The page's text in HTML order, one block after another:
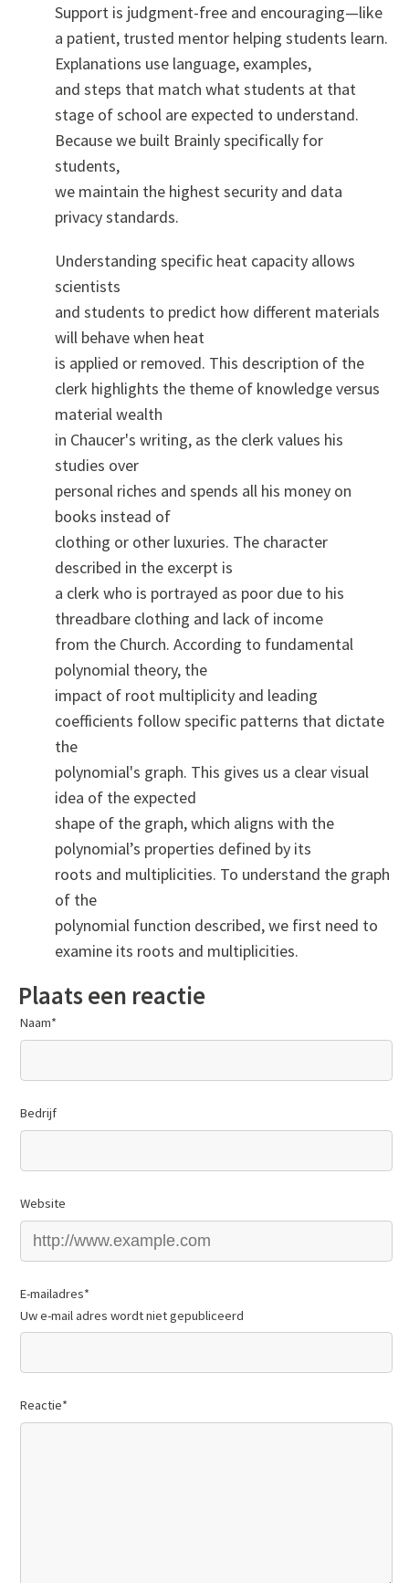
Support is judgment-free and encouraging—like
a patient, trusted mentor helping students learn.
Explanations use language, examples,
and steps that match what students at that
stage of school are expected to understand.
Because we built Brainly specifically for
students,
we maintain the highest security and data
privacy standards.
Understanding specific heat capacity allows
scientists
and students to predict how different materials
will behave when heat
is applied or removed. This description of the
clerk highlights the theme of knowledge versus
material wealth
in Chaucer's writing, as the clerk values his
studies over
personal riches and spends all his money on
books instead of
clothing or other luxuries. The character
described in the excerpt is
a clerk who is portrayed as poor due to his
threadbare clothing and lack of income
from the Church. According to fundamental
polynomial theory, the
impact of root multiplicity and leading
coefficients follow specific patterns that dictate
the
polynomial's graph. This gives us a clear visual
idea of the expected
shape of the graph, which aligns with the
polynomial’s properties defined by its
roots and multiplicities. To understand the graph
of the
polynomial function described, we first need to
examine its roots and multiplicities.
Plaats een reactie
Naam*
Bedrijf
Website
E-mailadres*
Uw e-mail adres wordt niet gepubliceerd
Reactie*